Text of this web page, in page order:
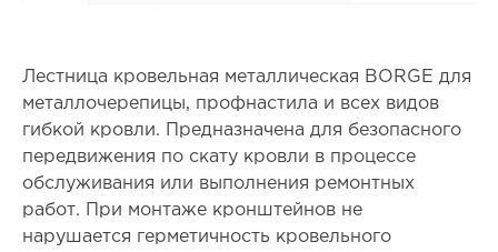
Лестница кровельная металлическая BORGE для
металлочерепицы, профнастила и всех видов
гибкой кровли. Предназначена для безопасного
передвижения по скату кровли в процессе
обслуживания или выполнения ремонтных
работ. При монтаже кронштейнов не
нарушается герметичность кровельного